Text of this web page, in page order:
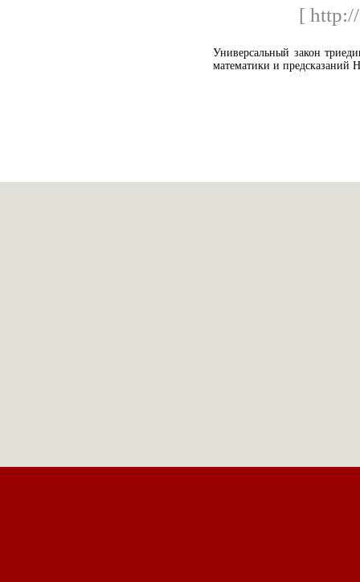
[
Универсальный закон
математики и предсказаний